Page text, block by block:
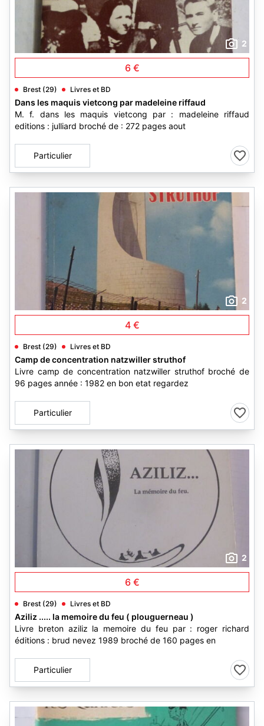
2
6 €
Brest (29) Livres et BD
Dans les maquis vietcong par madeleine riffaud
M. f. dans les maquis vietcong par : madeleine riffaud
editions : julliard broché de : 272 pages aout
Particulier
2
4 €
Brest (29) Livres et BD
Camp de concentration natzwiller struthof
Livre camp de concentration natzwiller struthof broché de
96 pages année : 1982 en bon etat regardez
Particulier
2
6 €
Brest (29) Livres et BD
Aziliz ..... la memoire du feu ( plouguerneau )
Livre breton aziliz la memoire du feu par : roger richard
éditions : brud nevez 1989 broché de 160 pages en
Particulier